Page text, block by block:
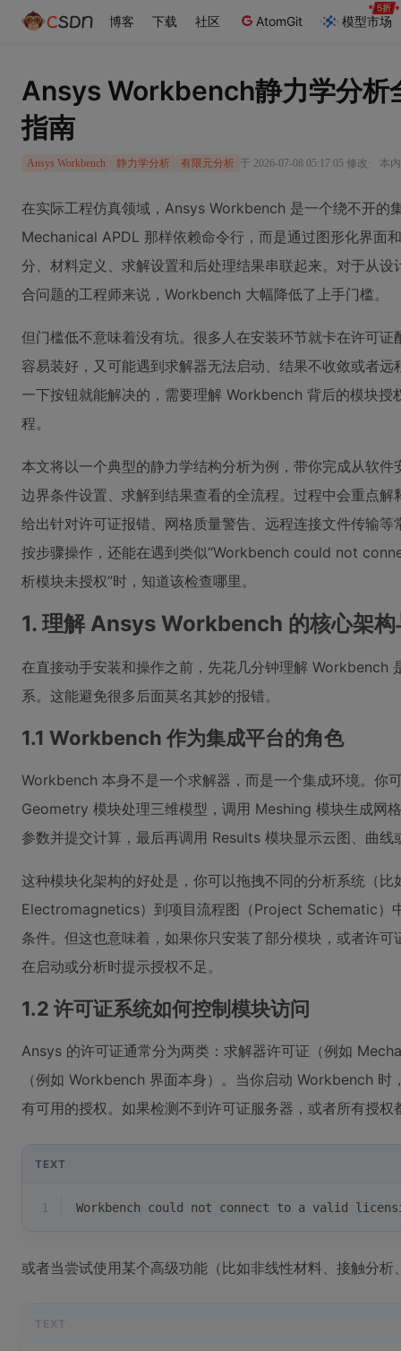
博客 下载 社区 AtomGit 模型市场
Ansys Workbench静力学分析
指南
Ansys Workbench 静力学分析 有限元分析 于 2026-07-08 05:17:05 修改 · 本
在实际工程仿真领域，Ansys Workbench 是一个绕不开的
Mechanical APDL 那样依赖命令行，而是通过图形化界面
分、材料定义、求解设置和后处理结果串联起来。对于从
合问题的工程师来说，Workbench 大幅降低了上手门槛。
但门槛低不意味着没有坑。很多人在安装环节就卡在许可
容易装好，又可能遇到求解器无法启动、结果不收敛或者
一下按钮就能解决的，需要理解 Workbench 背后的模块授
程。
本文将以一个典型的静力学结构分析为例，带你完成从软
边界条件设置、求解到结果查看的全流程。过程中会重点
给出针对许可证报错、网格质量警告、远程连接文件传输
按步骤操作，还能在遇到类似“Workbench could not
析模块未授权”时，知道该检查哪里。
1. 理解 Ansys Workbench 的核心架构
在直接动手安装和操作之前，先花几分钟理解 Workbench
系。这能避免很多后面莫名其妙的报错。
1.1 Workbench 作为集成平台的角色
Workbench 本身不是一个求解器，而是一个集成环境。你
Geometry 模块处理三维模型，调用 Meshing 模块生成网
参数并提交计算，最后再调用 Results 模块显示云图、曲线
这种模块化架构的好处是，你可以拖拽不同的分析系统（
Electromagnetics）到项目流程图（Project Schematic）
条件。但这也意味着，如果你只安装了部分模块，或者许
在启动或分析时提示授权不足。
1.2 许可证系统如何控制模块访问
Ansys 的许可证通常分为两类：求解器许可证（例如
（例如 Workbench 界面本身）。当你启动 Workbench
有可用的授权。如果检测不到许可证服务器，或者所有授
TEXT
1 Workbench could not connect to a valid
或者当尝试使用某个高级功能（比如非线性材料、接触分
TEXT